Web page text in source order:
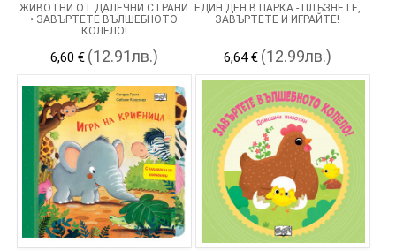
ЖИВОТНИ ОТ ДАЛЕЧНИ СТРАНИ
• ЗАВЪРТЕТЕ ВЪЛШЕБНОТО
КОЛЕЛО!
6,60 € (12.91лв.)
ЕДИН ДЕН В ПАРКА - ПЛЪЗНЕТЕ,
ЗАВЪРТЕТЕ И ИГРАЙТЕ!
6,64 € (12.99лв.)